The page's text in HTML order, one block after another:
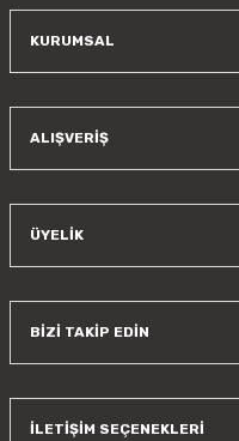
KURUMSAL
ALIŞVERİŞ
ÜYELİK
BİZİ TAKİP EDİN
İLETİŞİM SEÇENEKLERİ